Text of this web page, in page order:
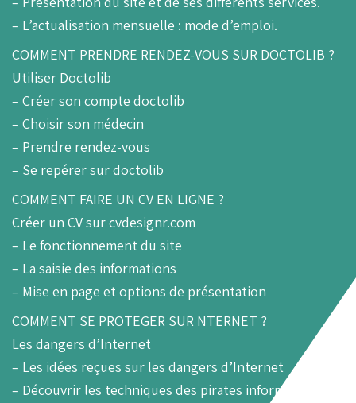
– L’actualisation mensuelle : mode d’emploi.
COMMENT PRENDRE RENDEZ-VOUS SUR DOCTOLIB ?
Utiliser Doctolib
– Créer son compte doctolib
– Choisir son médecin
– Prendre rendez-vous
– Se repérer sur doctolib
COMMENT FAIRE UN CV EN LIGNE ?
Créer un CV sur cvdesignr.com
– Le fonctionnement du site
– La saisie des informations
– Mise en page et options de présentation
COMMENT SE PROTEGER SUR NTERNET ?
Les dangers d’Internet
– Les idées reçues sur les dangers d’Internet
– Découvrir les techniques des pirates informatiques